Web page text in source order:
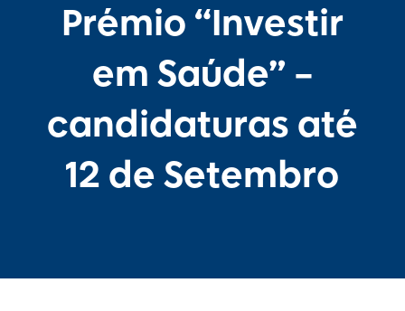
Prémio “Investir
em Saúde” –
candidaturas até
12 de Setembro